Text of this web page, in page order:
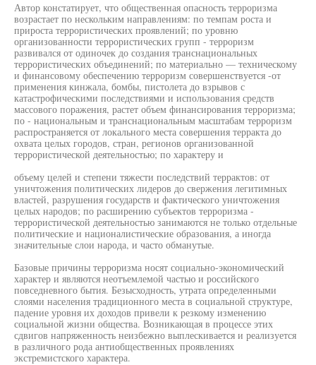
Автор констатирует, что общественная опасность терроризма
возрастает по нескольким направлениям: по темпам роста и
прироста террористических проявлений; по уровню
организованности террористических групп - терроризм
развивался от одиночек до создания транснациональных
террористических объединений; по материально — техническому
и финансовому обеспечению терроризм совершенствуется -от
применения кинжала, бомбы, пистолета до взрывов с
катастрофическими последствиями и использования средств
массового поражения, растет объем финансирования терроризма;
по - национальным и транснациональным масштабам терроризм
распространяется от локального места совершения терракта до
охвата целых городов, стран, регионов организованной
террористической деятельностью; по характеру и
объему целей и степени тяжести последствий террактов: от
уничтожения политических лидеров до свержения легитимных
властей, разрушения государств и фактического уничтожения
целых народов; по расширению субъектов терроризма -
террористической деятельностью занимаются не только отдельные
политические и националистические образования, а иногда
значительные слои народа, и часто обманутые.
Базовые причины терроризма носят социально-экономический
характер и являются неотъемлемой частью и российского
повседневного бытия. Безысходность, утрата определенными
слоями населения традиционного места в социальной структуре,
падение уровня их доходов привели к резкому изменению
социальной жизни общества. Возникающая в процессе этих
сдвигов напряженность неизбежно выплескивается и реализуется
в различного рода антиобщественных проявлениях
экстремистского характера.